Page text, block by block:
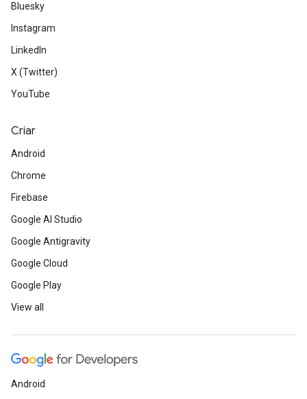
Bluesky
Instagram
LinkedIn
X (Twitter)
YouTube
Criar
Android
Chrome
Firebase
Google AI Studio
Google Antigravity
Google Cloud
Google Play
View all
Android